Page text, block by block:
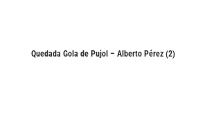
Quedada Gola de Pujol – Alberto Pérez (2)